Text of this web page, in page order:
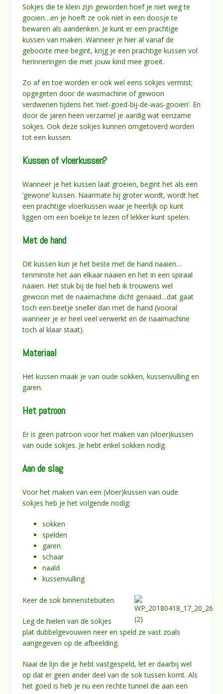
Sokjes die te klein zijn geworden hoef je niet weg te
gooien…en je hoeft ze ook niet in een doosje te
bewaren als aandenken. Je kunt er een prachtige
kussen van maken. Wanneer je hier al vanaf de
geboorte mee begint, krijg je een prachtige kussen vol
herinneringen die met jouw kind mee groeit.
Zo af en toe worden er ook wel eens sokjes vermist;
opgegeten door de wasmachine of gewoon
verdwenen tijdens het ‘niet-goed-bij-de-was-gooien’. En
door de jaren heen verzamel je aardig wat eenzame
sokjes. Ook deze sokjes kunnen omgetoverd worden
tot een kussen.
Kussen of vloerkussen?
Wanneer je het kussen laat groeien, begint het als een
‘gewone’ kussen. Naarmate hij groter wordt, wordt het
een prachtige vloerkussen waar je heerlijk op kunt
liggen om een boekje te lezen of lekker kunt spelen.
Met de hand
Dit kussen kun je het beste met de hand naaien…
tenminste het aan elkaar naaien en het in een spiraal
naaien. Het stuk bij de hiel heb ik trouwens wel
gewoon met de naaimachine dicht genaaid…dat gaat
toch een beetje sneller dan met de hand (vooral
wanneer je er heel veel verwerkt en de naaimachine
toch al klaar staat).
Materiaal
Het kussen maak je van oude sokken, kussenvulling en
garen.
Het patroon
Er is geen patroon voor het maken van (vloer)kussen
van oude sokjes. Je hebt enkel sokken nodig.
Aan de slag
Voor het maken van een (vloer)kussen van oude
sokjes heb je het volgende nodig:
sokken
spelden
garen
schaar
naald
kussenvulling
Keer de sok binnenstebuiten.
Leg de hielen van de sokjes
plat dubbelgevouwen neer en speld ze vast zoals
aangegeven op de afbeelding.
Naai de lijn die je hebt vastgespeld, let er daarbij wel
op dat er geen ander deel van de sok tussen komt. Als
het goed is heb je nu een rechte tunnel die aan een